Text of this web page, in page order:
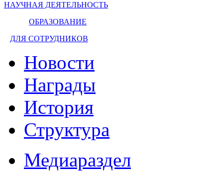
НАУЧНАЯ ДЕЯТЕЛЬНОСТЬ
ОБРАЗОВАНИЕ
ДЛЯ СОТРУДНИКОВ
Новости
Награды
История
Структура
Медиараздел